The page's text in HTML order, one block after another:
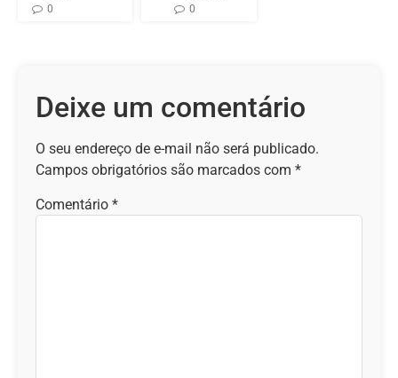
0
0
Deixe um comentário
O seu endereço de e-mail não será publicado.
Campos obrigatórios são marcados com *
Comentário *